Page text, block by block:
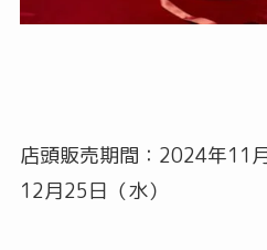
店頭販売期間：2024年11
12月25日（水）